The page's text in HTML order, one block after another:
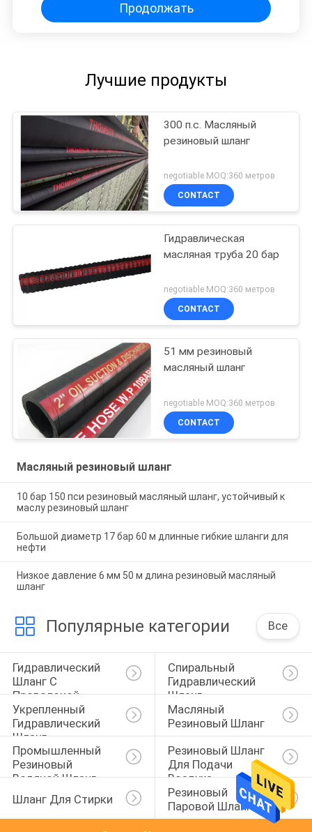
Продолжать
Лучшие продукты
300 п.с. Масляный
резиновый шланг
negotiable MOQ:360 метров
CONTACT
Гидравлическая
масляная труба 20 бар
negotiable MOQ:360 метров
CONTACT
51 мм резиновый
масляный шланг
negotiable MOQ:360 метров
CONTACT
Масляный резиновый шланг
10 бар 150 пси резиновый масляный шланг, устойчивый к
маслу резиновый шланг
Большой диаметр 17 бар 60 м длинные гибкие шланги для
нефти
Низкое давление 6 мм 50 м длина резиновый масляный
шланг
Популярные категории Все
Гидравлический
Шланг С
Проволокой
Спиральный
Гидравлический
Шланг
Укрепленный
Гидравлический
Шланг
Масляный
Резиновый Шланг
Промышленный
Резиновый
Водяной Шланг
Резиновый Шланг
Для Подачи
Воздуха
Шланг Для Стирки
Резиновый
Паровой Шланг